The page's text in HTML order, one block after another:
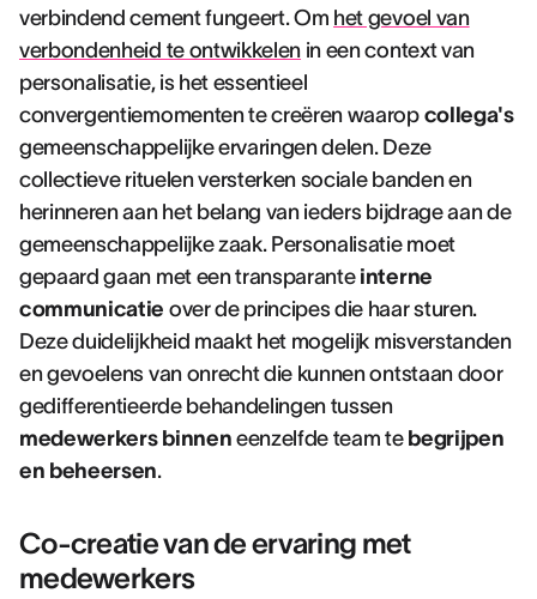
verbindend cement fungeert. Om het gevoel van
verbondenheid te ontwikkelen in een context van
personalisatie, is het essentieel
convergentiemomenten te creëren waarop collega's
gemeenschappelijke ervaringen delen. Deze
collectieve rituelen versterken sociale banden en
herinneren aan het belang van ieders bijdrage aan de
gemeenschappelijke zaak. Personalisatie moet
gepaard gaan met een transparante interne
communicatie over de principes die haar sturen.
Deze duidelijkheid maakt het mogelijk misverstanden
en gevoelens van onrecht die kunnen ontstaan door
gedifferentieerde behandelingen tussen
medewerkers binnen eenzelfde team te begrijpen
en beheersen.
Co-creatie van de ervaring met
medewerkers